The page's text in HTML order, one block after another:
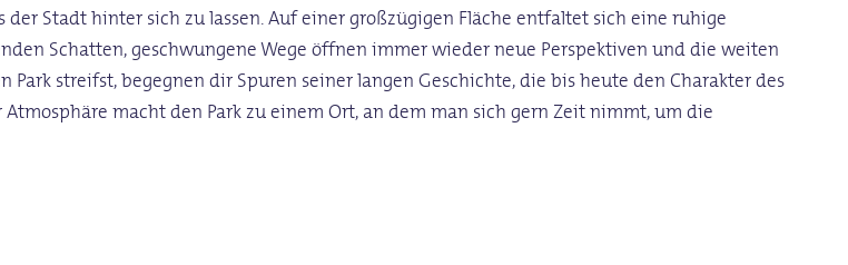
Stadt hinter sich zu lassen. Auf einer großzügigen Fläche entfaltet sich eine ruhige
Schatten, geschwungene Wege öffnen immer wieder neue Perspektiven und die weiten
streifst, begegnen dir Spuren seiner langen Geschichte, die bis heute den Charakter des
macht den Park zu einem Ort, an dem man sich gern Zeit nimmt, um die